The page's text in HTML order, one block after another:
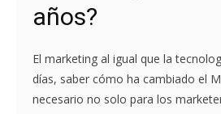
años?
El marketing al igual que la
días, saber cómo ha cambiado el
necesario no solo para los